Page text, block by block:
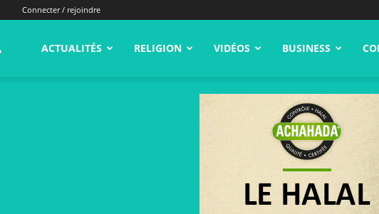
Connecter / rejoindre
alNas.fr ACTUALITÉS RELIGION VIDÉOS BUSINESS